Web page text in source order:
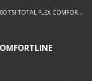
FLEX COMFORTLINE AUTOMÁTICO